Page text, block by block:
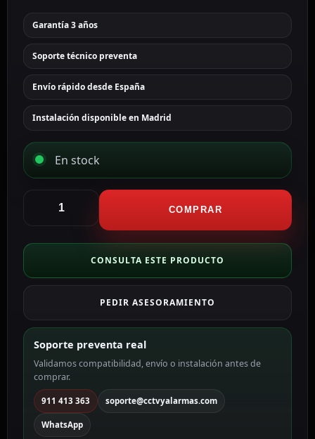
Garantía 3 años
Soporte técnico preventa
Envío rápido desde España
Instalación disponible en Madrid
En stock
Grabador
8
AJ-
NVR108-
cantidad
COMPRAR
CONSULTA ESTE PRODUCTO
PEDIR ASESORAMIENTO
Soporte preventa real
Validamos compatibilidad, envío o instalación antes de
comprar.
911 413 363 soporte@cctvyalarmas.com
WhatsApp